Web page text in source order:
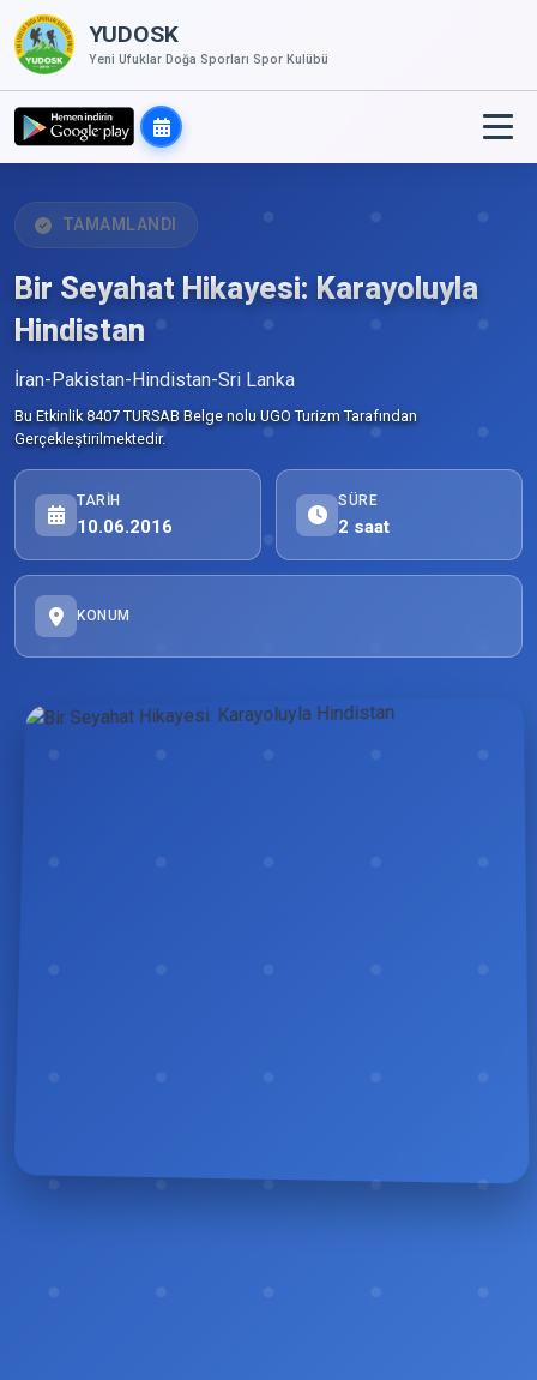
YUDOSK
Yeni Ufuklar Doğa Sporları Spor Kulübü
TAMAMLANDI
Bir Seyahat Hikayesi: Karayoluyla
Hindistan
İran-Pakistan-Hindistan-Sri Lanka
Bu Etkinlik 8407 TURSAB Belge nolu UGO Turizm Tarafından
Gerçekleştirilmektedir.
TARIH
10.06.2016
SÜRE
2 saat
KONUM